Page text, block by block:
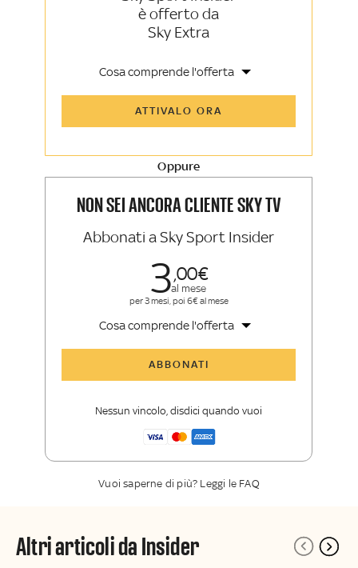
è offerto da
Sky Extra
Cosa comprende l'offerta
Sky TG24 Insider
Sport e Sky TG24
La newsletter esclusiva di Sky Sport
ATTIVALO ORA
Oppure
NON SEI ANCORA CLIENTE SKY TV
Abbonati a Sky Sport Insider
300
al mese
per 3 mesi, poi 6€ al mese
Cosa comprende l'offerta
Sport
La newsletter esclusiva di Sky Sport
ABBONATI
Nessun vincolo, disdici quando vuoi
Vuoi saperne di più? Leggi le FAQ
Altri articoli da Insider